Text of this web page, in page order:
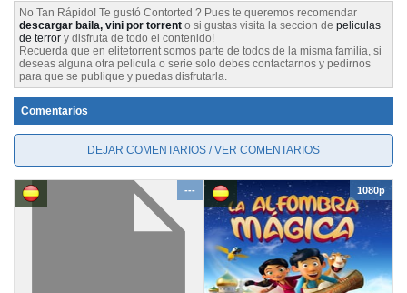
No Tan Rápido! Te gustó Contorted ? Pues te queremos recomendar
descargar baila, vini por torrent o si gustas visita la seccion de peliculas
de terror y disfruta de todo el contenido!
Recuerda que en elitetorrent somos parte de todos de la misma familia, si
deseas alguna otra pelicula o serie solo debes contactarnos y pedirnos
para que se publique y puedas disfrutarla.
Comentarios
DEJAR COMENTARIOS / VER COMENTARIOS
--- 1080p